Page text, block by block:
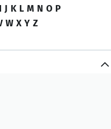
I J K L M N O P
W X Y Z